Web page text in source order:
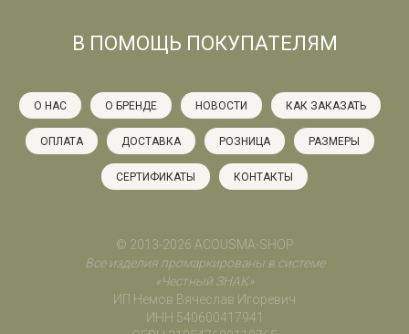
В ПОМОЩЬ ПОКУПАТЕЛЯМ
О НАС О БРЕНДЕ НОВОСТИ КАК ЗАКАЗАТЬ
ОПЛАТА ДОСТАВКА РОЗНИЦА РАЗМЕРЫ
СЕРТИФИКАТЫ КОНТАКТЫ
© 2013-2026 ACOUSMA-SHOP
Все изделия промаркированы в системе
«Честный ЗНАК»
ИП Немов Вячеслав Игоревич
ИНН 540600417941